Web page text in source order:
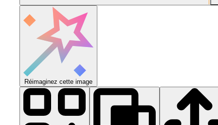
Réimaginez cette image